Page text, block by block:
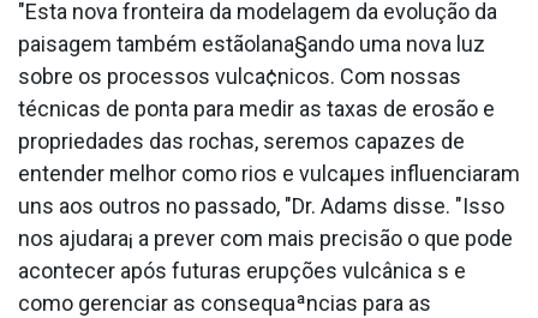
"Esta nova fronteira da modelagem da evolução da
paisagem também estãolana§ando uma nova luz
sobre os processos vulca¢nicos. Com nossas
técnicas de ponta para medir as taxas de erosão e
propriedades das rochas, seremos capazes de
entender melhor como rios e vulcaµes influenciaram
uns aos outros no passado, "Dr. Adams disse. "Isso
nos ajudara¡ a prever com mais precisão o que pode
acontecer após futuras erupções vulcânica s e
como gerenciar as consequaªncias para as